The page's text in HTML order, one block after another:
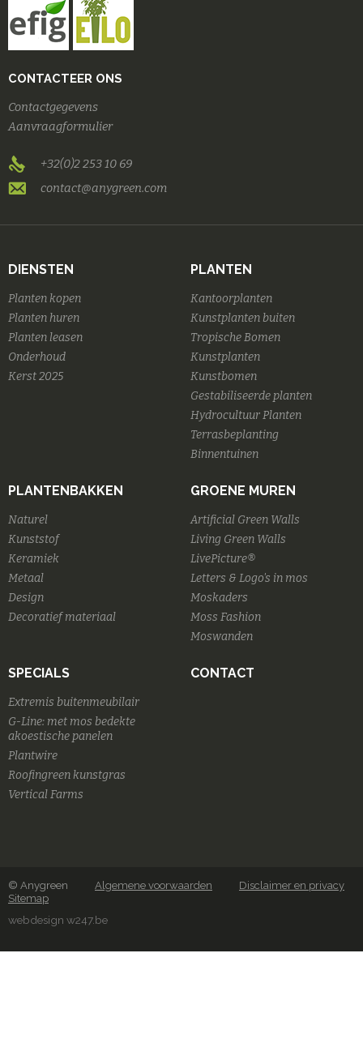
CONTACTEER ONS
Contactgegevens
Aanvraagformulier
+32(0)2 253 10 69
contact@anygreen.com
DIENSTEN
Planten kopen
Planten huren
Planten leasen
Onderhoud
Kerst 2025
PLANTEN
Kantoorplanten
Kunstplanten buiten
Tropische Bomen
Kunstplanten
Kunstbomen
Gestabiliseerde planten
Hydrocultuur Planten
Terrasbeplanting
Binnentuinen
PLANTENBAKKEN
Naturel
Kunststof
Keramiek
Metaal
Design
Decoratief materiaal
GROENE MUREN
Artificial Green Walls
Living Green Walls
LivePicture®
Letters & Logo's in mos
Moskaders
Moss Fashion
Moswanden
SPECIALS
Extremis buitenmeubilair
G-Line: met mos bedekte
akoestische panelen
Plantwire
Roofingreen kunstgras
Vertical Farms
CONTACT
© Anygreen Algemene voorwaarden
Disclaimer en privacy
Sitemap
webdesign w247.be